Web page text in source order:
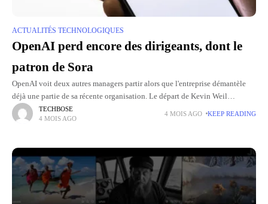
ACTUALITÉS TECHNOLOGIQUES
OpenAI perd encore des dirigeants, dont le
patron de Sora
OpenAI voit deux autres managers partir alors que l'entreprise démantèle
déjà une partie de sa récente organisation. Le départ de Kevin Weil
coïncide avec la fin de Prism et la
TECHBOSE
4 MOIS AGO
4 MOIS AGO KEEP READING